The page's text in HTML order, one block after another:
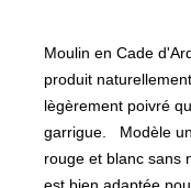
Moulin en Cade
produit
lègèrement poivré
garrigue. Modèle
rouge et blanc sans